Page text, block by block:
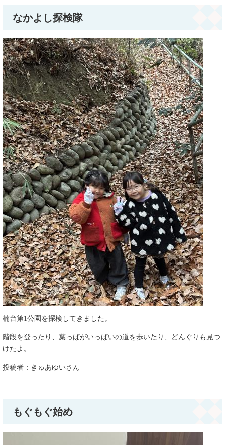
なかよし探検隊
楠台第1公園を探検してきました。
階段を登ったり、葉っぱがいっぱいの道を歩いたり、どんぐりも見つ
けたよ。​
投稿者：きゅあゆいさん​
もぐもぐ始め